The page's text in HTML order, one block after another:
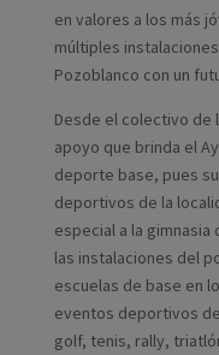
en valores a los más
múltiples
Pozoblanco con un
Desde el colectivo de
apoyo que brinda el
deporte base, pues
deportivos de la
especial a la
las instalaciones del
escuelas de base en
eventos deportivos
golf, tenis, rally,